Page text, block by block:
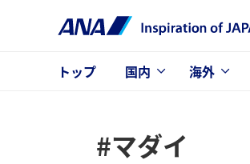
トップ 国内 海外
#マダイ